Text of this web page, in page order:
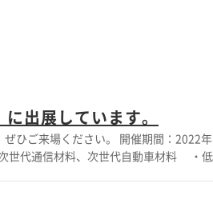
出展しています。
～ 10月28日(金） 事前登録(無料) ;
粒子；機能性微粒子 ・ウレタンア